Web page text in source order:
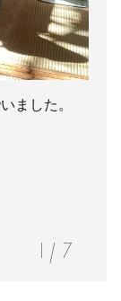
ました。
1 / 7